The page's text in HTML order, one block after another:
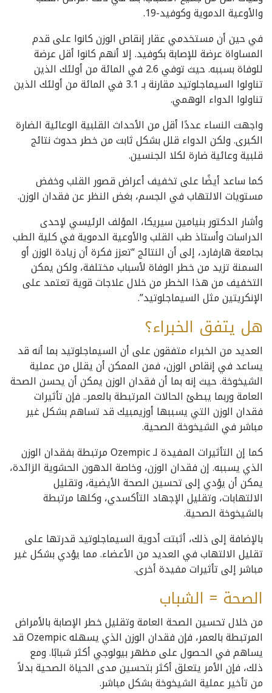
والأوعية الدموية وكوفيد-19.
في حين أن مستخدمي عقار إنقاص الوزن كانوا على قدم
المساواة عرضة للإصابة بكوفيد. إلا أنهم كانوا أقل عرضة
للوفاة بسببه. حيث توفي 2.6 في المائة من أولئك الذين
تناولوا السيماجلوتيد مقارنة بـ 3.1 في المائة من أولئك الذين
تناولوا الدواء الوهمي.
واجهت النساء عددًا أقل من الأحداث القلبية الوعائية الضارة
الكبرى. ولكن الدواء قلل بشكل ثابت من خطر حدوث نتائج
قلبية وعائية ضارة لكلا الجنسين.
كما ساعد أيضًا على تخفيف أعراض قصور القلب وخفض
مستويات الالتهاب في الجسم، بغض النظر عن فقدان الوزن.
وأشار الدكتور بنيامين سيريكا، المؤلف الرئيسي لإحدى
الدراسات وأستاذ طب القلب والأوعية الدموية في كلية الطب
بجامعة هارفارد، إلى أن النتائج “تعزز فكرة أن زيادة الوزن أو
السمنة تزيد من خطر الوفاة لأسباب مختلفة، ولكن يمكن
التخفيف من هذا الخطر من خلال علاجات قوية تعتمد على
الإنكريتين مثل السيماجلوتيد”.
هل يتفق الخبراء؟
العديد من الخبراء متفقون على أن السيماجلوتيد بما أنه قد
يساعد في إنقاص الوزن، فمن الممكن أن يقلل من عملية
الشيخوخة. حيث إنه بما أن فقدان الوزن يمكن أن يحسن الصحة
العامة وربما يبطئ الحالات المرتبطة بالعمر.. فإن تأثيرات
فقدان الوزن التي يسببها أوزيمبيك قد تساهم بشكل غير
مباشر في الشيخوخة الصحية.
كما إن التأثيرات المفيدة لـ Ozempic مرتبطة بفقدان الوزن
الذي يسببه. إن فقدان الوزن، وخاصة الدهون الحشوية الزائدة،
يمكن أن يؤدي إلى تحسين الصحة الأيضية، وتقليل
الالتهابات، وتقليل الإجهاد التأكسدي، وكلها مرتبطة
بالشيخوخة الصحية.
بالإضافة إلى ذلك، أثبتت أدوية السيماجلوتيد قدرتها على
تقليل الالتهاب في العديد من الأعضاء. مما يؤدي بشكل غير
مباشر إلى تأثيرات مفيدة أخرى.
الصحة = الشباب
من خلال تحسين الصحة العامة وتقليل خطر الإصابة بالأمراض
المرتبطة بالعمر، فإن فقدان الوزن الذي يسهله Ozempic قد
يساهم في الحصول على مظهر بيولوجي أكثر شبابًا. ومع
ذلك، فإن الأمر يتعلق أكثر بتحسين مدى الحياة الصحية بدلاً
من تأخير عملية الشيخوخة بشكل مباشر.